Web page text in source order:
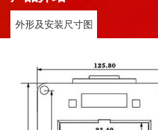
外形及安装尺寸图